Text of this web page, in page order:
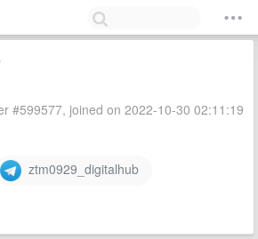
#599577, joined on 2022-10-30 02:11:19
ztm0929_digitalhub